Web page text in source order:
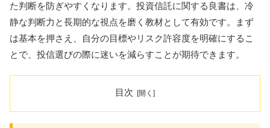
た判断を防ぎやすくなります。投資信託に関する良書は、冷
静な判断力と長期的な視点を磨く教材として有効です。まず
は基本を押さえ、自分の目標やリスク許容度を明確にするこ
とで、投信選びの際に迷いを減らすことが期待できます。
目次